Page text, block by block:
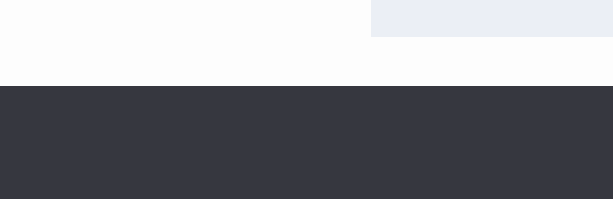
na
można